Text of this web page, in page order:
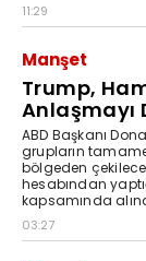
11:29
Manşet
Trump,
Anlaşmayı
ABD Başkanı
grupların
bölgeden
hesabından
kapsamında
03:27